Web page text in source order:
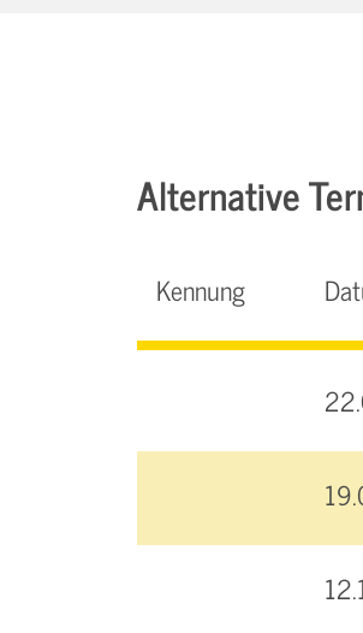
Alternative
Kennung